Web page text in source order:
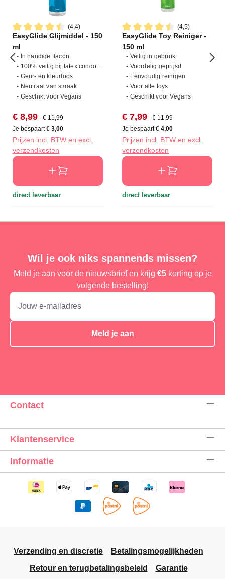
(4,4)
Gemiddelde waardering van 4.4 van 5 sterren
EasyGlide Glijmiddel - 150
ml
- In handige flacon
- 100% veilig bij latex condooms
- Geur- en kleurloos
- Neutraal van smaak
- Geschikt voor Vegans
Verkoopprijs:
€ 8,99 Normale prijs:
€ 11,99
Je bespaart€ 3,00
Prijzen incl. BTW en excl.
verzendkosten
direct leverbaar
(4,5)
Gemiddelde waardering van
EasyGlide Toy Reiniger -
150 ml
- Veilig in gebruik
- Voordelig geprijsd
- Eenvoudig reinigen
- Voor alle toys
- Geschikt voor Vegans
Verkoopprijs:
€ 7,99 Normale prijs:
€ 11,99
Je bespaart€ 4,00
Prijzen incl. BTW en excl.
verzendkosten
direct leverbaar
Wil je ook niks spannends missen?
Meld je aan voor de nieuwsbrief en krijg €5korting op je
volgende bestelling!
Meld je aan
Contact
Klantenservice
Informatie
Verzending en discretie
Betalingsmogelijkheden
Retour en terugbetalingsbeleid
Garantie